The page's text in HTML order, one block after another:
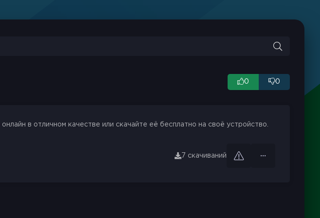
0 0
онлайн в отличном качестве или скачайте её бесплатно на своё устройство.
7 скачиваний